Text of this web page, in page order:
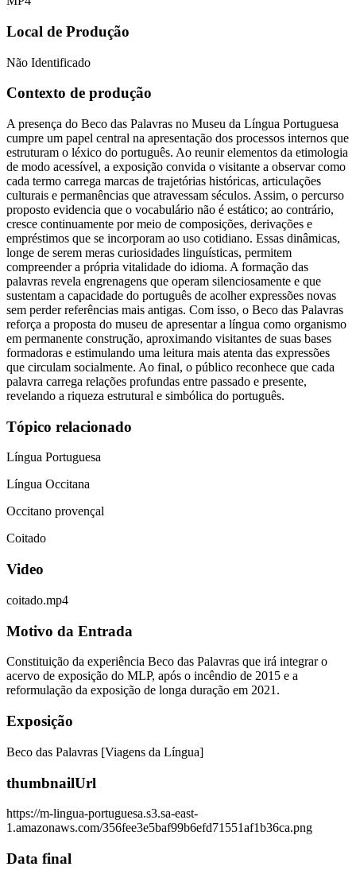
Local de Produção
Não Identificado
Contexto de produção
A presença do Beco das Palavras no Museu da Língua Portuguesa
cumpre um papel central na apresentação dos processos internos que
estruturam o léxico do português. Ao reunir elementos da etimologia
de modo acessível, a exposição convida o visitante a observar como
cada termo carrega marcas de trajetórias históricas, articulações
culturais e permanências que atravessam séculos. Assim, o percurso
proposto evidencia que o vocabulário não é estático; ao contrário,
cresce continuamente por meio de composições, derivações e
empréstimos que se incorporam ao uso cotidiano. Essas dinâmicas,
longe de serem meras curiosidades linguísticas, permitem
compreender a própria vitalidade do idioma. A formação das
palavras revela engrenagens que operam silenciosamente e que
sustentam a capacidade do português de acolher expressões novas
sem perder referências mais antigas. Com isso, o Beco das Palavras
reforça a proposta do museu de apresentar a língua como organismo
em permanente construção, aproximando visitantes de suas bases
formadoras e estimulando uma leitura mais atenta das expressões
que circulam socialmente. Ao final, o público reconhece que cada
palavra carrega relações profundas entre passado e presente,
revelando a riqueza estrutural e simbólica do português.
Tópico relacionado
Língua Portuguesa
Língua Occitana
Occitano provençal
Coitado
Video
coitado.mp4
Motivo da Entrada
Constituição da experiência Beco das Palavras que irá integrar o
acervo de exposição do MLP, após o incêndio de 2015 e a
reformulação da exposição de longa duração em 2021.
Exposição
Beco das Palavras [Viagens da Língua]
thumbnailUrl
https://m-lingua-portuguesa.s3.sa-east-
1.amazonaws.com/356fee3e5baf99b6efd71551af1b36ca.png
Data final